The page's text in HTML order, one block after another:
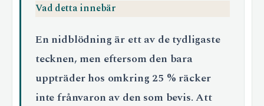
Vad detta innebär
En nidblödning är ett av de tydligaste
tecknen, men eftersom den bara
uppträder hos omkring 25 % räcker
inte frånvaron av den som bevis. Att